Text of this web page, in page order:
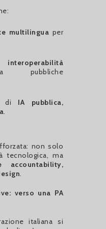
multilingua per
interoperabilità
di IA pubblica,
.
non solo
tecnologica, ma
accountability,
.
verso una PA
italiana si